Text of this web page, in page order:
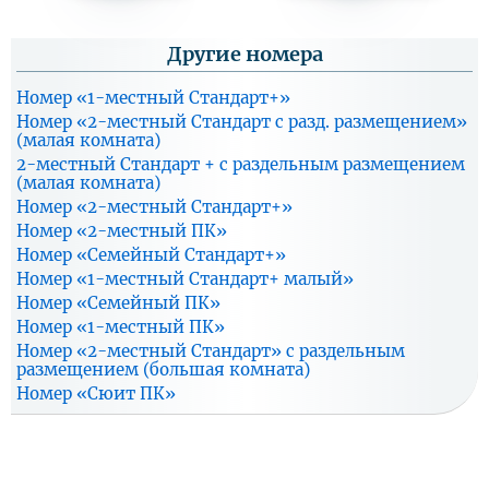
Оздоровительная
9 100
программа 11 600
Заезд в периоде 16.11.2026 - 29.12.2026
Тариф
Цена
Специализированная
программа
7 300 5 110
программа
Многопрофильная
программа
8 400 5 880
Другие номера
Номер «1-местный Стандарт+»
Номер «2-местный Стандарт с разд. размещением»
(малая комната)
2-местный Стандарт + с раздельным размещением
(малая комната)
Номер «2-местный Стандарт+»
Номер «2-местный ПК»
Номер «Семейный Стандарт+»
Номер «1-местный Стандарт+ малый»
Номер «Семейный ПК»
Номер «1-местный ПК»
Номер «2-местный Стандарт» с раздельным
размещением (большая комната)
Номер «Сюит ПК»